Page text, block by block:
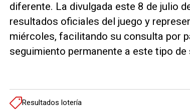
diferente. La divulgada este 8 de julio
resultados oficiales del juego y
miércoles, facilitando su consulta por
seguimiento permanente a este tipo
Resultados lotería